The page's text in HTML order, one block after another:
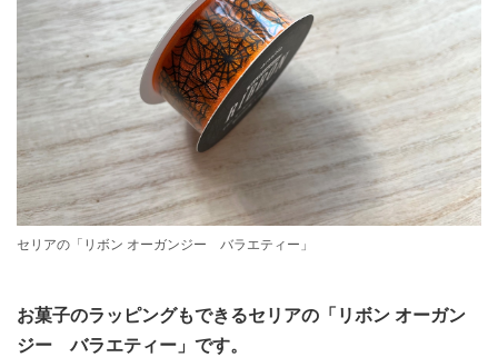
セリアの「リボン オーガンジー バラエティー」
お菓子のラッピングもできるセリアの「リボン オーガン
ジー バラエティー」です。